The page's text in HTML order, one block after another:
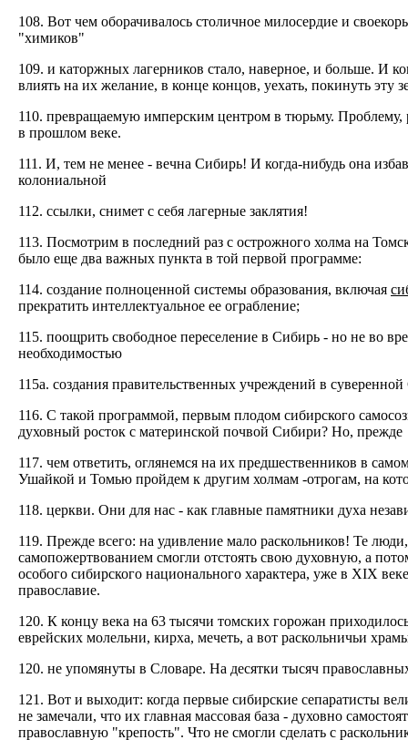
108. Вот чем оборачивалось столичное милосердие и
"химиков"
109. и каторжных лагерников стало, наверное, и больше. И
влиять на их желание, в конце концов, уехать, покинуть эту
110. превращаемую имперским центром в тюрьму.
в прошлом веке.
111. И, тем не менее - вечна Сибирь! И когда-нибудь она
колониальной
112. ссылки, снимет с себя лагерные заклятия!
113. Посмотрим в последний раз с острожного холма на
было еще два важных пункта в той первой программе:
114. создание полноценной системы образования, включая
прекратить интеллектуальное ее ограбление;
115. поощрить свободное переселение в Сибирь - но не во
необходимостью
115а. создания правительственных учреждений в
116. С такой программой, первым плодом сибирского
духовный росток с материнской почвой Сибири? Но, прежде
117. чем ответить, оглянемся на их предшественников в
Ушайкой и Томью пройдем к другим холмам -отрогам, на
118. церкви. Они для нас - как главные памятники духа
119. Прежде всего: на удивление мало раскольников! Те
самопожертвованием смогли отстоять свою духовную, а
особого сибирского национального характера, уже в XIX
православие.
120. К концу века на 63 тысячи томских горожан
еврейских молельни, кирха, мечеть, а вот раскольничьи
120. не упомянуты в Словаре. На десятки тысяч
121. Вот и выходит: когда первые сибирские сепаратисты
не замечали, что их главная массовая база - духовно
православную "крепость". Что не смогли сделать с